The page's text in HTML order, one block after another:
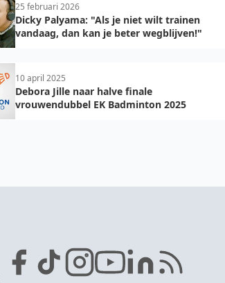
25 februari 2026
Dicky Palyama: "Als je niet wilt trainen
vandaag, dan kan je beter wegblijven!"
10 april 2025
Debora Jille naar halve finale
vrouwendubbel EK Badminton 2025